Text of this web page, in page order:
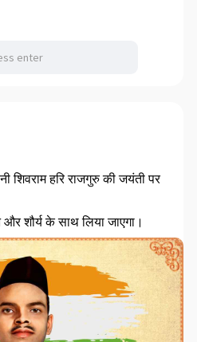
शिवराम हरि राजगुरु की जयंती पर
शौर्य के साथ लिया जाएगा।